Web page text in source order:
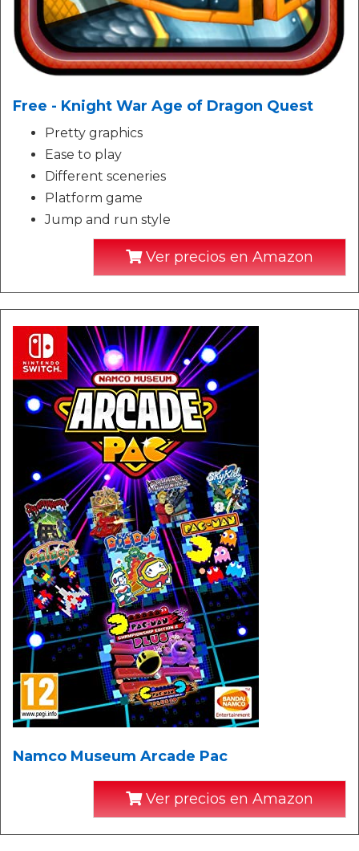
Free - Knight War Age of Dragon Quest
Pretty graphics
Ease to play
Different sceneries
Platform game
Jump and run style
Ver precios en Amazon
Namco Museum Arcade Pac
Ver precios en Amazon